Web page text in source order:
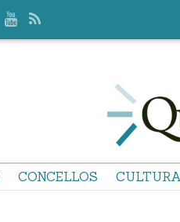
CONCELLOS CULTURA